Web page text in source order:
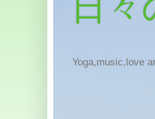
Yoga,music,love